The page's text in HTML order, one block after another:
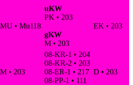
MU • Mu118
uKW
PK • 203
gKW
M • 203
EK • 203
M • 203
08-KR-1 • 204
08-KR-2 • 203
08-ER-1 • 217
08-PP-1 • 111
D • 203